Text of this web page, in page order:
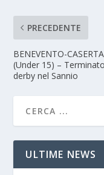
PRECEDENTE
BENEVENTO-
(Under 15) –
derby nel Sannio
ULTIME NEWS